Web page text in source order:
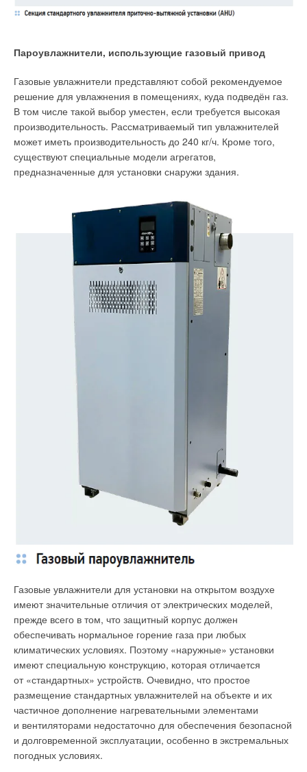
Пароувлажнители, использующие газовый привод
Газовые увлажнители представляют собой рекомендуемое
решение для увлажнения в помещениях, куда подведён газ.
В том числе такой выбор уместен, если требуется высокая
производительность. Рассматриваемый тип увлажнителей
может иметь производительность до 240 кг/ч. Кроме того,
существуют специальные модели агрегатов,
предназначенные для установки снаружи здания.
Газовые увлажнители для установки на открытом воздухе
имеют значительные отличия от электрических моделей,
прежде всего в том, что защитный корпус должен
обеспечивать нормальное горение газа при любых
климатических условиях. Поэтому «наружные» установки
имеют специальную конструкцию, которая отличается
от «стандартных» устройств. Очевидно, что простое
размещение стандартных увлажнителей на объекте и их
частичное дополнение нагревательными элементами
и вентиляторами недостаточно для обеспечения безопасной
и долговременной эксплуатации, особенно в экстремальных
погодных условиях.
Комментарии
В этой теме еще нет комментариев
Добавить комментарий
Ваше имя *
Текст комментария
техническими, экологическими, социально-экономическими
взаимодействия с окружающей средой (климатической,
технических решений преобразования ВИЭ (параметры,
конструкции, схемы);
электроэнергетического окружения (режимы, транспорт,
потребление);
проектно-строительной (фазы жизненного цикла,
технологии строительства, особенности эксплуатации);
инвестиционно-экономического обоснования
(дисконтирование, кредитование, прогноз тарифов,
нормативно-правового регулирования (ГОСТы, СНиПы,
оценок воздействия на окружающую среду (отчуждение
земель, шум, воздействие на флору и фауну,
утилизация).
Исходя из данного подхода сформулированы
методологические основы формирования единого
междисциплинарного инновационного образовательного
пространства, состоящего из взаимосвязанных областей-
подпространств подготовки специалистов по ВИЭ (рис. 2).
структурировать и объединять в единую цепочку знания по
каждому компоненту, получаемому студентом на всех
ступенях обучения по группам дисциплин — гуманитарным
и социально экономическим, математическим и естественно-
обеспечивая системные знания при изучении объекта,
Рис. 2. Формирование единого междисциплинарного
образовательного пространства в СПбПУ
Многолетний опыт образовательного процесса в области
подготовки специалистов по гидроэнергетике, а с 1980-х
годов по использованию ВИЭ позволил сформировать
в СПбПУ учебно-методический комплекс, включающий:
лицензированные в полном соответствии с ФГОС учебные